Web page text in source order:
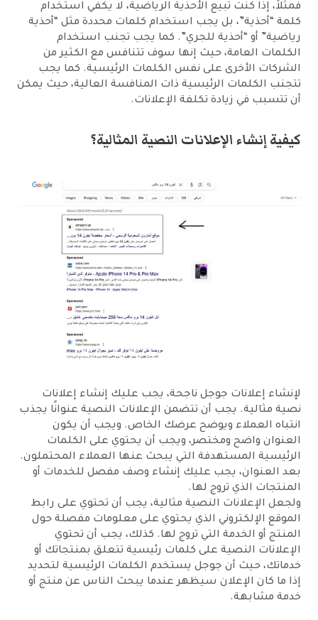
فمثلاً، إذا كنت تبيع الأحذية الرياضية، لا يكفي استخدام
كلمة “أحذية”، بل يجب استخدام كلمات محددة مثل “أحذية
رياضية” أو “أحذية للجري”. كما يجب تجنب استخدام
الكلمات العامة، حيث إنها سوف تتنافس مع الكثير من
الشركات الأخرى على نفس الكلمات الرئيسية. كما يجب
تتجنب الكلمات الرئيسية ذات المنافسة العالية، حيث يمكن
أن تتسبب في زيادة تكلفة الإعلانات.
كيفية إنشاء الإعلانات النصية المثالية؟
لإنشاء إعلانات جوجل ناجحة، يجب عليك إنشاء إعلانات
نصية مثالية. يجب أن تتضمن الإعلانات النصية عنوانًا يجذب
انتباه العملاء ويوضح عرضك الخاص. ويجب أن يكون
العنوان واضح ومختصر، ويجب أن يحتوي على الكلمات
الرئيسية المستهدفة التي يبحث عنها العملاء المحتملون.
بعد العنوان، يجب عليك إنشاء وصف مفصل للخدمات أو
المنتجات الذي تروج لها.
ولجعل الإعلانات النصية مثالية، يجب أن تحتوي على رابط
الموقع الإلكتروني الذي يحتوي على معلومات مفصلة حول
المنتج أو الخدمة التي تروج لها. كذلك، يجب أن تحتوي
الإعلانات النصية على كلمات رئيسية تتعلق بمنتجاتك أو
خدماتك، حيث أن جوجل يستخدم الكلمات الرئيسية لتحديد
إذا ما كان الإعلان سيظهر عندما يبحث الناس عن منتج أو
خدمة مشابهة.